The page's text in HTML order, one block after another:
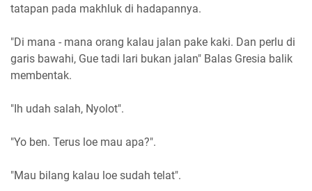
tatapan pada makhluk di hadapannya.
"Di mana - mana orang kalau jalan pake kaki. Dan perlu di
garis bawahi, Gue tadi lari bukan jalan" Balas Gresia balik
membentak.
"Ih udah salah, Nyolot".
"Yo ben. Terus loe mau apa?".
"Mau bilang kalau loe sudah telat".